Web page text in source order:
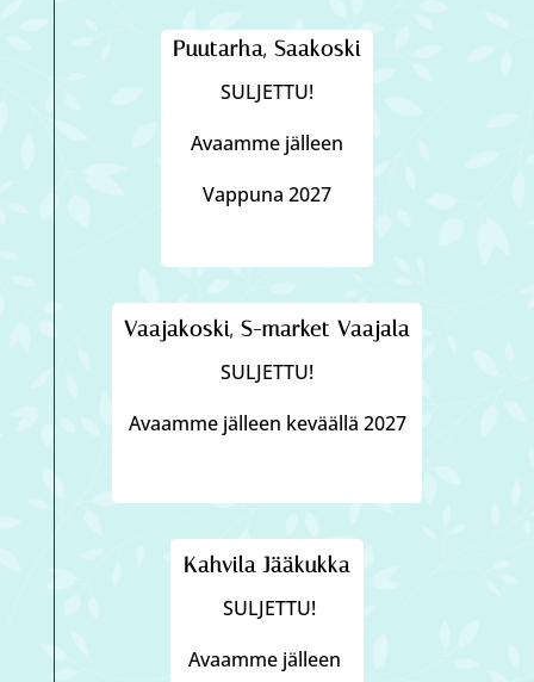
Puutarha, Saakoski
SULJETTU!
Avaamme jälleen
Vappuna 2027
Vaajakoski, S-market Vaajala
SULJETTU!
Avaamme jälleen keväällä 2027
Kahvila Jääkukka
SULJETTU!
Avaamme jälleen